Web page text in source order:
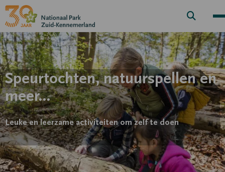
Zoek
Speurtochten, natuurspellen en
meer…
Leuke en leerzame activiteiten om zelf te doen